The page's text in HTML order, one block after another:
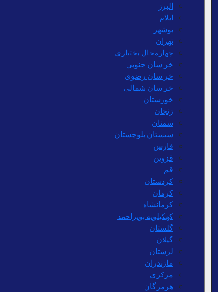
البرز
ایلام
بوشهر
تهران
چهارمحال بختیاری
خراسان جنوبی
خراسان رضوی
خراسان شمالی
خوزستان
زنجان
سمنان
سیستان بلوچستان
فارس
قزوین
قم
کردستان
کرمان
کرمانشاه
کهکیلویه بویراحمد
گلستان
گیلان
لرستان
مازندران
مرکزی
هرمزگان